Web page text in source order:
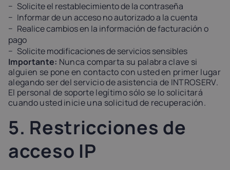
Solicite el restablecimiento de la contraseña
Informar de un acceso no autorizado a la cuenta
Realice cambios en la información de facturación o
pago
Solicite modificaciones de servicios sensibles
Importante: Nunca comparta su palabra clave si
alguien se pone en contacto con usted en primer lugar
alegando ser del servicio de asistencia de INTROSERV.
El personal de soporte legítimo sólo se lo solicitará
cuando usted inicie una solicitud de recuperación.
5. Restricciones de
acceso IP